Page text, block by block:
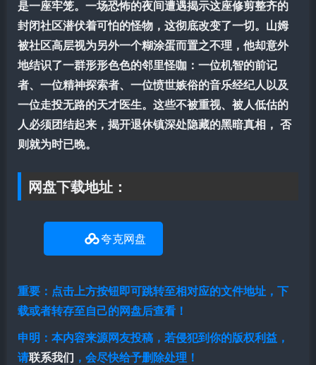
是一座牢笼。一场恐怖的夜间遭遇揭示这座修剪整齐的
封闭社区潜伏着可怕的怪物，这彻底改变了一切。山姆
被社区高层视为另外一个糊涂蛋而置之不理，他却意外
地结识了一群形形色色的邻里怪咖：一位机智的前记
者、一位精神探索者、一位愤世嫉俗的音乐经纪人以及
一位走投无路的天才医生。这些不被重视、被人低估的
人必须团结起来，揭开退休镇深处隐藏的黑暗真相， 否
则就为时已晚。
网盘下载地址：
夸克网盘
重要：点击上方按钮即可跳转至相对应的文件地址，下
载或者转存至自己的网盘后查看！
申明：本内容来源网友投稿，若侵犯到你的版权利益，
请联系我们 ，会尽快给予删除处理！